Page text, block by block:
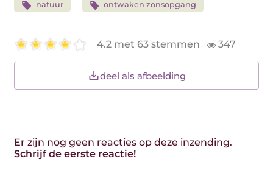
natuur ontwaken zonsopgang
4.2 met 63 stemmen 347
deel als afbeelding
Er zijn nog geen reacties op deze inzending.
Schrijf de eerste reactie!